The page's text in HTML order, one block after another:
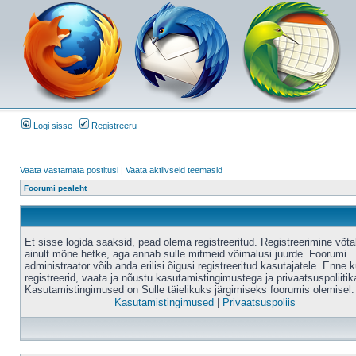
Logi sisse Registreeru
Vaata vastamata postitusi | Vaata aktiivseid teemasid
Foorumi pealeht
Et sisse logida saaksid, pead olema registreeritud. Registreerimine
ainult mõne hetke, aga annab sulle mitmeid võimalusi juurde. Foorumi
administraator võib anda erilisi õigusi registreeritud kasutajatele. Enne
registreerid, vaata ja nõustu kasutamistingimustega ja
Kasutamistingimused on Sulle täielikuks järgimiseks foorumis olemisel.
Kasutamistingimused
Privaatsuspoliis